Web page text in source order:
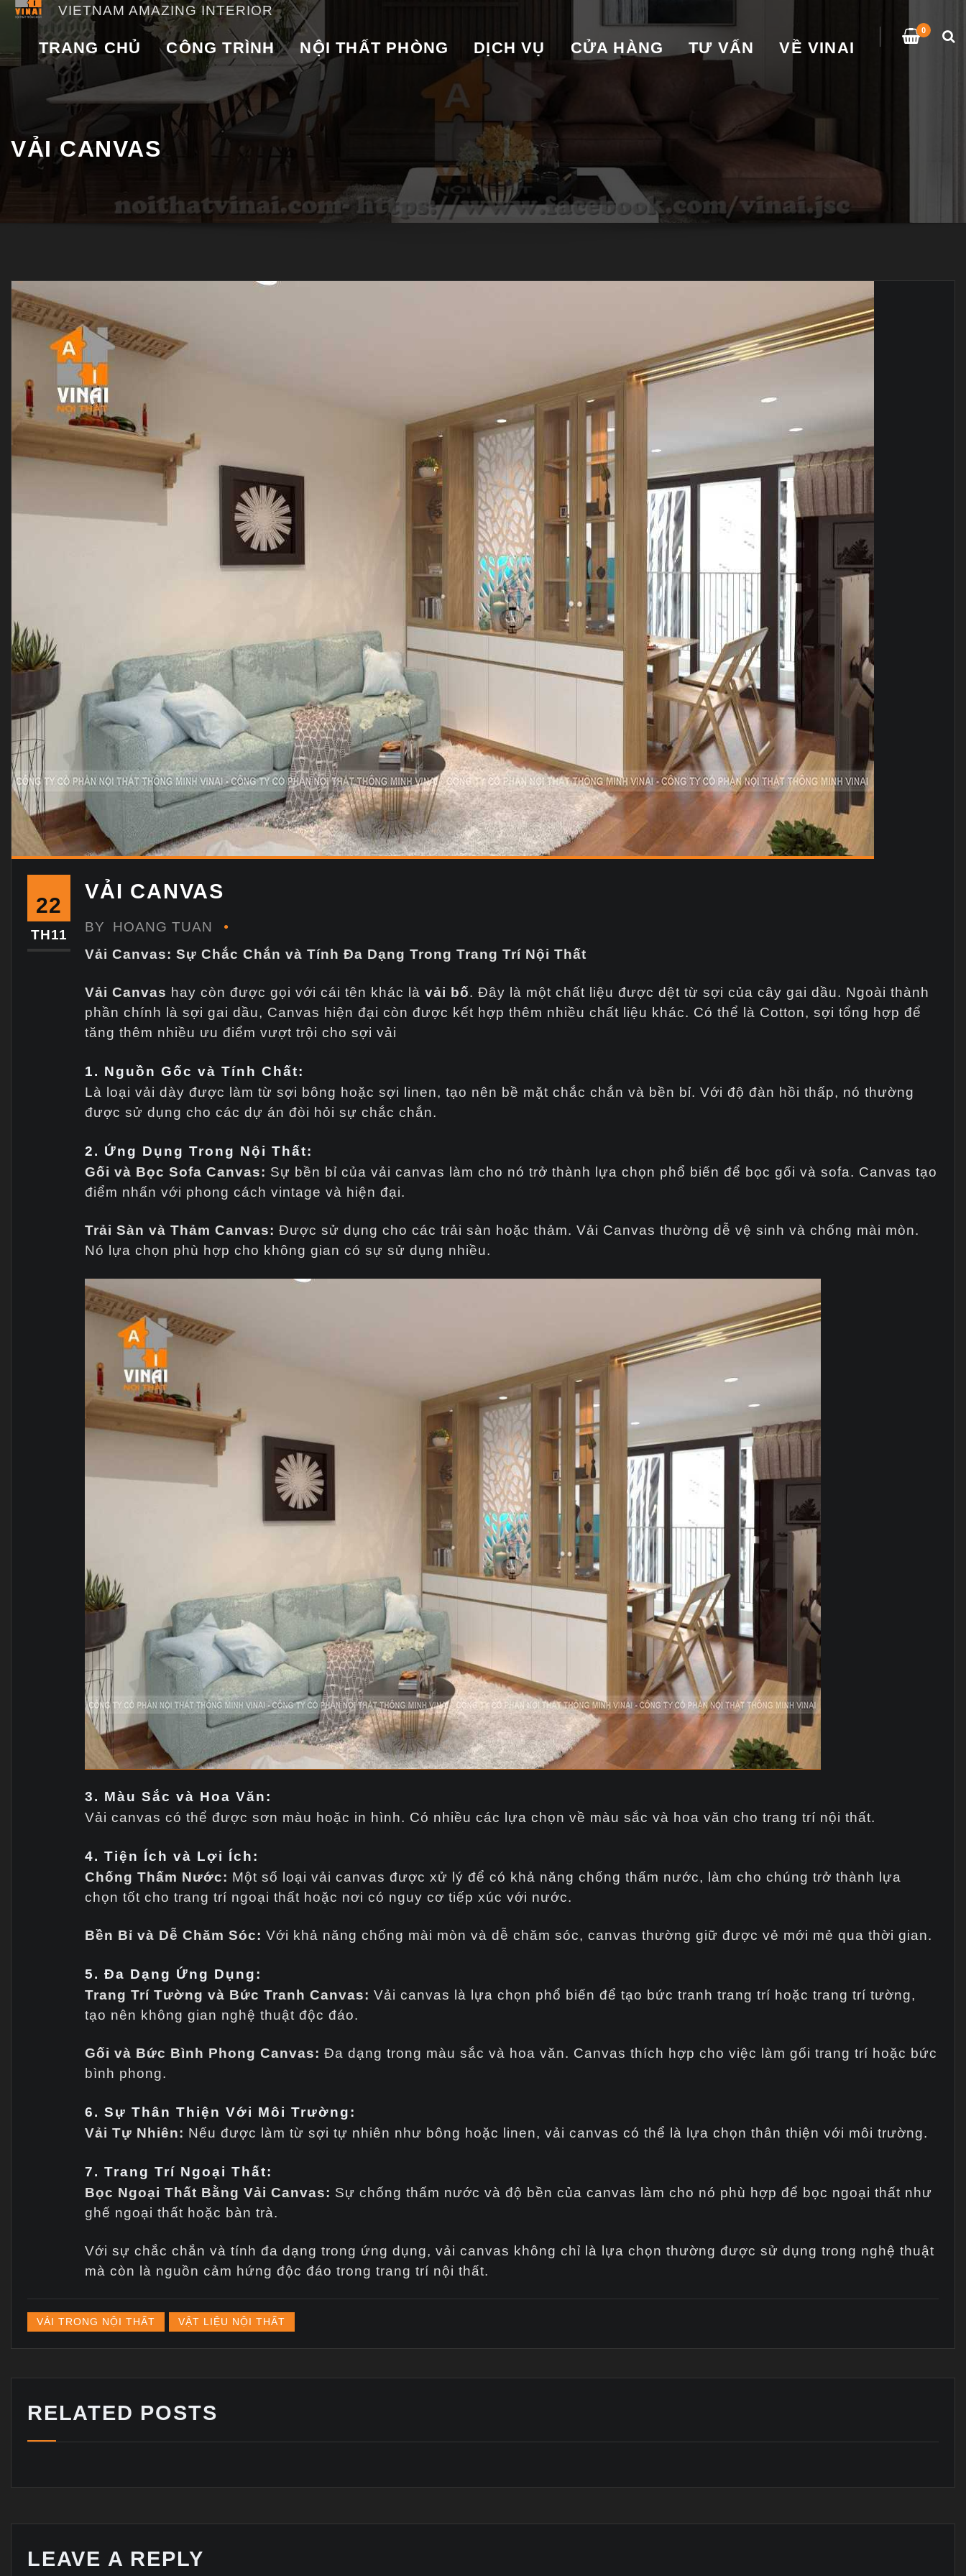
VIETNAM AMAZING INTERIOR
TRANG CHỦ CÔNG TRÌNH NỘI THẤT PHÒNG DỊCH VỤ CỬA HÀNG TƯ VẤN VỀ VINAI
0
VẢI CANVAS
22
TH11
VẢI CANVAS
BY
HOANG TUAN
Vải Canvas: Sự Chắc Chắn và Tính Đa Dạng Trong Trang Trí Nội Thất
Vải Canvas hay còn được gọi với cái tên khác là vải bố. Đây là một chất liệu được dệt từ sợi của cây gai dầu. Ngoài thành
phần chính là sợi gai dầu, Canvas hiện đại còn được kết hợp thêm nhiều chất liệu khác. Có thể là Cotton, sợi tổng hợp để
tăng thêm nhiều ưu điểm vượt trội cho sợi vải
1. Nguồn Gốc và Tính Chất:
Là loại vải dày được làm từ sợi bông hoặc sợi linen, tạo nên bề mặt chắc chắn và bền bỉ. Với độ đàn hồi thấp, nó thường
được sử dụng cho các dự án đòi hỏi sự chắc chắn.
2. Ứng Dụng Trong Nội Thất:
Gối và Bọc Sofa Canvas: Sự bền bỉ của vải canvas làm cho nó trở thành lựa chọn phổ biến để bọc gối và sofa. Canvas tạo
điểm nhấn với phong cách vintage và hiện đại.
Trải Sàn và Thảm Canvas: Được sử dụng cho các trải sàn hoặc thảm. Vải Canvas thường dễ vệ sinh và chống mài mòn.
Nó lựa chọn phù hợp cho không gian có sự sử dụng nhiều.
3. Màu Sắc và Hoa Văn:
Vải canvas có thể được sơn màu hoặc in hình. Có nhiều các lựa chọn về màu sắc và hoa văn cho trang trí nội thất.
4. Tiện Ích và Lợi Ích:
Chống Thấm Nước: Một số loại vải canvas được xử lý để có khả năng chống thấm nước, làm cho chúng trở thành lựa
chọn tốt cho trang trí ngoại thất hoặc nơi có nguy cơ tiếp xúc với nước.
Bền Bỉ và Dễ Chăm Sóc: Với khả năng chống mài mòn và dễ chăm sóc, canvas thường giữ được vẻ mới mẻ qua thời gian.
5. Đa Dạng Ứng Dụng:
Trang Trí Tường và Bức Tranh Canvas: Vải canvas là lựa chọn phổ biến để tạo bức tranh trang trí hoặc trang trí tường,
tạo nên không gian nghệ thuật độc đáo.
Gối và Bức Bình Phong Canvas: Đa dạng trong màu sắc và hoa văn. Canvas thích hợp cho việc làm gối trang trí hoặc bức
bình phong.
6. Sự Thân Thiện Với Môi Trường:
Vải Tự Nhiên: Nếu được làm từ sợi tự nhiên như bông hoặc linen, vải canvas có thể là lựa chọn thân thiện với môi trường.
7. Trang Trí Ngoại Thất:
Bọc Ngoại Thất Bằng Vải Canvas: Sự chống thấm nước và độ bền của canvas làm cho nó phù hợp để bọc ngoại thất như
ghế ngoại thất hoặc bàn trà.
Với sự chắc chắn và tính đa dạng trong ứng dụng, vải canvas không chỉ là lựa chọn thường được sử dụng trong nghệ thuật
mà còn là nguồn cảm hứng độc đáo trong trang trí nội thất.
VẢI TRONG NỘI THẤT VẬT LIỆU NỘI THẤT
RELATED POSTS
LEAVE A REPLY